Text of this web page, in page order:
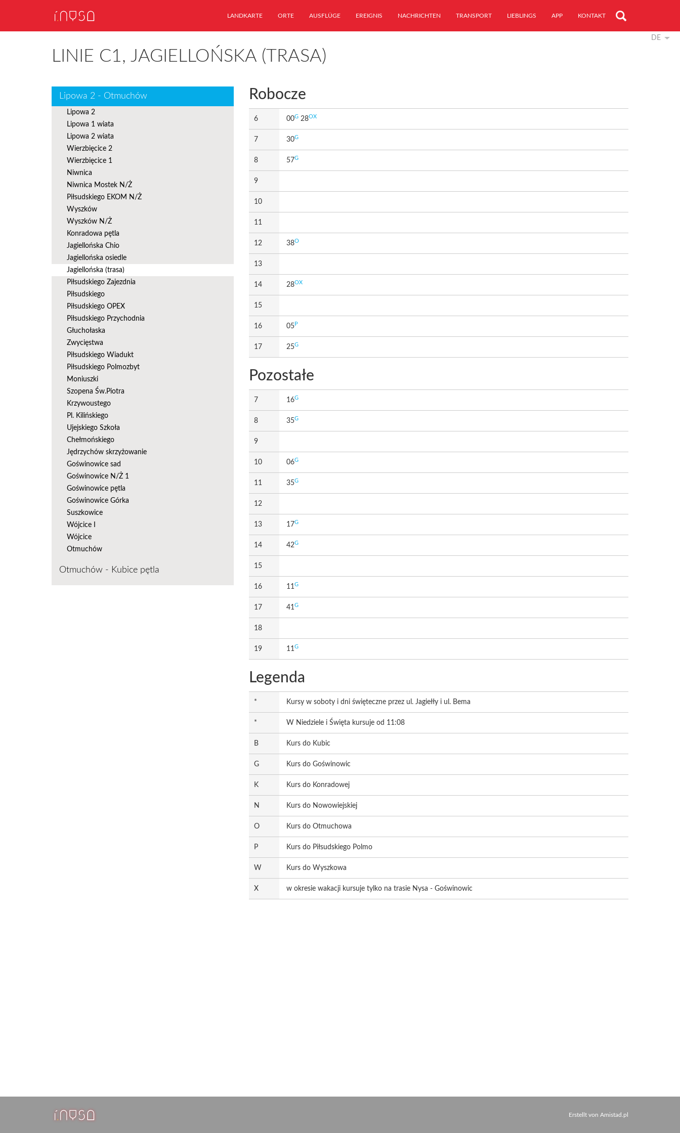
LANDKARTE ORTE AUSFLÜGE EREIGNIS NACHRICHTEN TRANSPORT LIEBLINGS APP KONTAKT
DE
LINIE C1, JAGIELLOŃSKA (TRASA)
Lipowa 2 - Otmuchów
Lipowa 2
Lipowa 1 wiata
Lipowa 2 wiata
Wierzbięcice 2
Wierzbięcice 1
Niwnica
Niwnica Mostek N/Ż
Piłsudskiego EKOM N/Ż
Wyszków
Wyszków N/Ż
Konradowa pętla
Jagiellońska Chio
Jagiellońska osiedle
Jagiellońska (trasa)
Piłsudskiego Zajezdnia
Piłsudskiego
Piłsudskiego OPEX
Piłsudskiego Przychodnia
Głuchołaska
Zwycięstwa
Piłsudskiego Wiadukt
Piłsudskiego Polmozbyt
Moniuszki
Szopena Św.Piotra
Krzywoustego
Pl. Kilińskiego
Ujejskiego Szkoła
Chełmońskiego
Jędrzychów skrzyżowanie
Goświnowice sad
Goświnowice N/Ż 1
Goświnowice pętla
Goświnowice Górka
Suszkowice
Wójcice I
Wójcice
Otmuchów
Otmuchów - Kubice pętla
Robocze
6 00G 28OX
7 30G
8 57G
9
10
11
12 38O
13
14 28OX
15
16 05 P
17 25G
Pozostałe
7 16G
8 35G
9
10 06G
11 35G
12
13 17G
14 42G
15
16 11G
17 41G
18
19 11G
Legenda
* Kursy w soboty i dni święteczne przez ul. Jagiełły i ul. Bema
* W Niedziele i Święta kursuje od 11:08
B Kurs do Kubic
G Kurs do Goświnowic
K Kurs do Konradowej
N Kurs do Nowowiejskiej
O Kurs do Otmuchowa
P Kurs do Piłsudskiego Polmo
W Kurs do Wyszkowa
X w okresie wakacji kursuje tylko na trasie Nysa - Goświnowic
Erstellt von Amistad.pl